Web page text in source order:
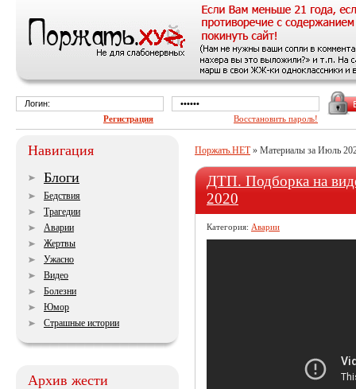
Поржать.НЕТ» Материалы за Июль
ДТП. Подборка на
2020
Категория: Аварии
Навигация
Блоги
Бедствия
Трагедии
Аварии
Жертвы
Ужасно
Видео
Болезни
Юмор
Страшные истории
Архив жести
Регистрация Восстановить пароль!